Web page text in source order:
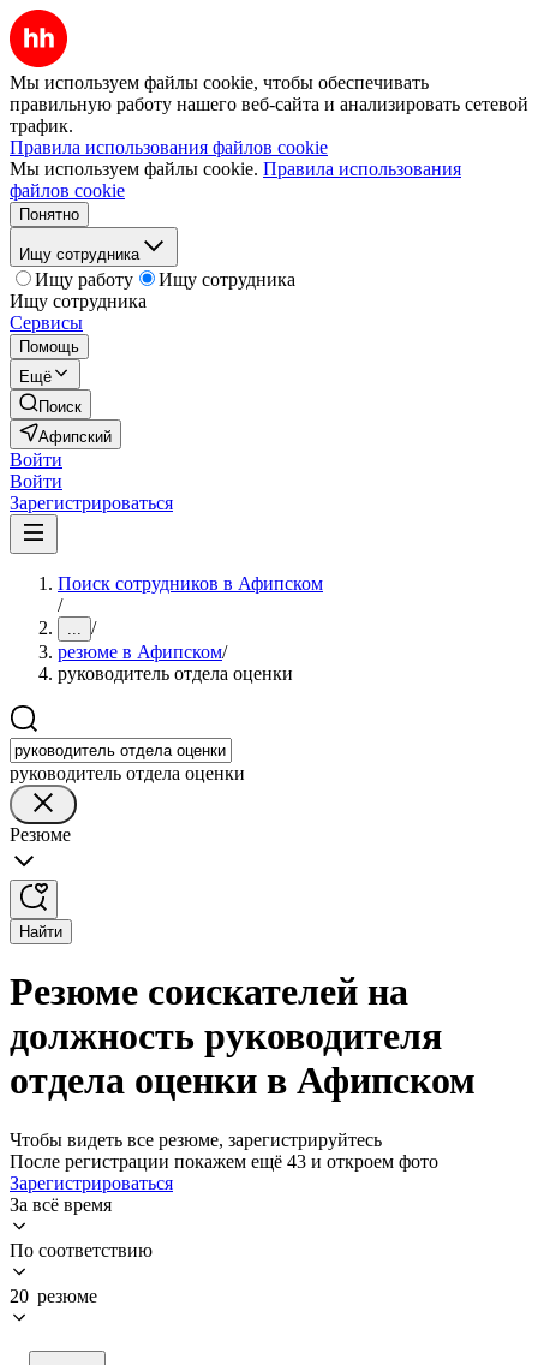
Мы используем файлы cookie, чтобы обеспечивать
правильную работу нашего веб-сайта и анализировать сетевой
трафик.
Правила использования файлов cookie
Мы используем файлы cookie. Правила использования
файлов cookie
Понятно
Ищу сотрудника
Ищу работу
Ищу сотрудника
Ищу сотрудника
Сервисы
Помощь
Ещё
Поиск
Афипский
Войти
Войти
Зарегистрироваться
Поиск сотрудников в Афипском
/
... /
резюме в Афипском/
руководитель отдела оценки
руководитель отдела оценки
Резюме
Найти
Резюме соискателей на
должность руководителя
отдела оценки в Афипском
Чтобы видеть все резюме, зарегистрируйтесь
После регистрации покажем ещё 43 и откроем фото
Зарегистрироваться
За всё время
По соответствию
20 резюме